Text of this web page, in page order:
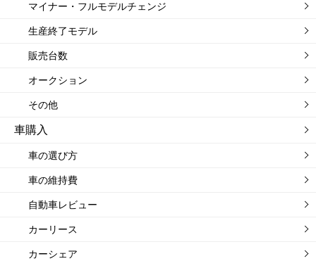
マイナー・フルモデルチェンジ
生産終了モデル
販売台数
オークション
その他
車購入
車の選び方
車の維持費
自動車レビュー
カーリース
カーシェア